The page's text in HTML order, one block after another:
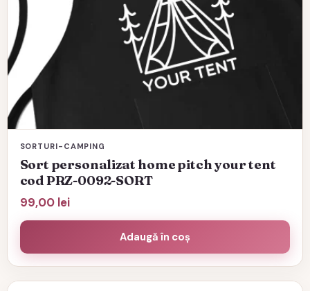
SORTURI-CAMPING
Sort personalizat home pitch your tent
cod PRZ-0092-SORT
99,00 lei
Adaugă în coș